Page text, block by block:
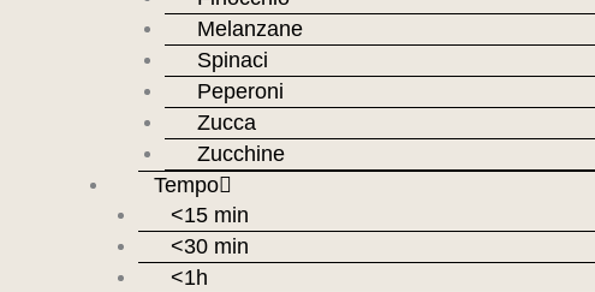
Melanzane
Spinaci
Peperoni
Zucca
Zucchine
Tempo
<15 min
<30 min
<1h